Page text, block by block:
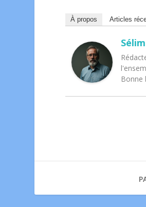
À propos Articles
Sélim
Bonne